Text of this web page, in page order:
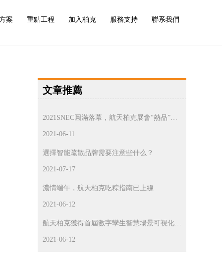
案 重點工程 加入柏克 服務支持 聯系我們
文章推薦
2021SNEC圓滿落幕，航天柏克展會“熱品”精
彩回顧！
2021-06-11
選擇智能疏散品牌需要注意些什么？
2021-07-17
濃情端午，航天柏克吃粽指南已上線
2021-06-12
航天柏克獲得首屆數字孿生智慧場景可視化開
發大賽優勝獎
2021-06-12